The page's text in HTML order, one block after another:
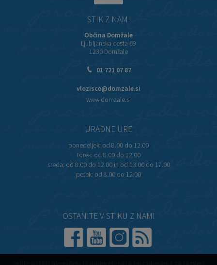
STIK Z NAMI
Občina Domžale
Ljubljanska cesta 69
1230 Domžale
01 721 07 87
vlozisce@domzale.si
www.domzale.si
URADNE URE
ponedeljek: od 8.00 do 12.00
torek: od 8.00 do 12.00
sreda: od 8.00 do 12.00 in od 13.00 do 17.00
petek: od 8.00 do 12.00
OSTANITE V STIKU Z NAMI